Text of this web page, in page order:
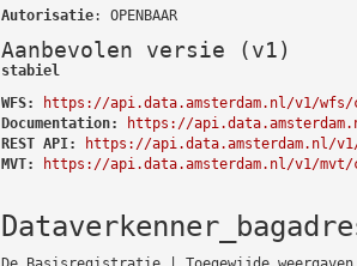
Autorisatie: OPENBAAR
Aanbevolen versie (v1)
stabiel
WFS:
https://api.data.amsterdam.nl/v1/wfs/
Documentation:
https://
REST API:
https://api.data.amsterdam.nl/
MVT:
https://api.data.amsterdam.nl/v1/mvt/